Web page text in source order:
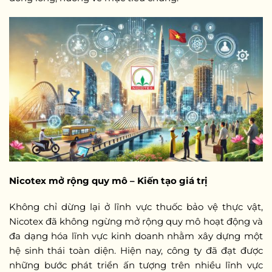
Nicotex mở rộng quy mô – Kiến tạo giá trị
Không chỉ dừng lại ở lĩnh vực thuốc bảo vệ thực vật,
Nicotex đã không ngừng mở rộng quy mô hoạt động và
đa dạng hóa lĩnh vực kinh doanh nhằm xây dựng một
hệ sinh thái toàn diện. Hiện nay, công ty đã đạt được
những bước phát triển ấn tượng trên nhiều lĩnh vực